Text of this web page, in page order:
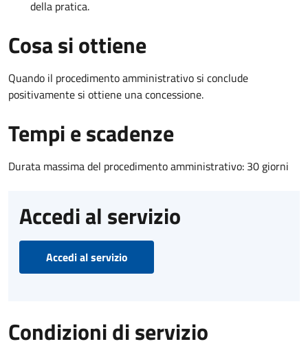
della pratica.
Cosa si ottiene
Quando il procedimento amministrativo si conclude
positivamente si ottiene una concessione.
Tempi e scadenze
Durata massima del procedimento amministrativo: 30 giorni
Accedi al servizio
Accedi al servizio
Condizioni di servizio